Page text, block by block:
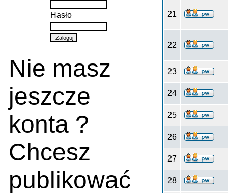
Hasło
Nie masz
jeszcze
konta ?
Chcesz
publikować
21
22
23
24
25
26
27
28